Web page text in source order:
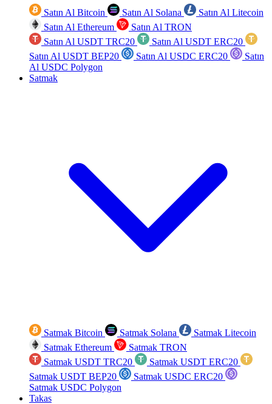
Satın Al Bitcoin Satın Al Solana
Satın Al Litecoin
Satın Al Ethereum
Satın Al TRON
Satın Al USDT TRC20
Satın Al USDT ERC20
Satın Al USDT BEP20
Satın Al USDC ERC20
Satın
Al USDC Polygon
Satmak
Satmak Bitcoin Satmak Solana
Satmak Litecoin
Satmak Ethereum
Satmak TRON
Satmak USDT TRC20
Satmak USDT ERC20
Satmak USDT BEP20
Satmak USDC ERC20
Satmak USDC Polygon
Takas